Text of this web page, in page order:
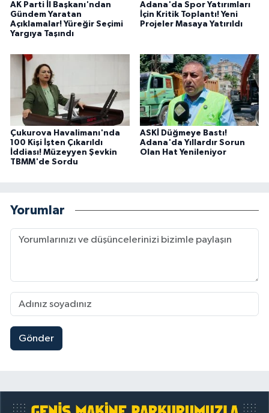
AK Parti İl Başkanı'ndan
Gündem Yaratan
Açıklamalar! Yüreğir Seçimi
Yargıya Taşındı
Adana'da Spor Yatırımları
İçin Kritik Toplantı! Yeni
Projeler Masaya Yatırıldı
Çukurova Havalimanı'nda
100 Kişi İşten Çıkarıldı
İddiası! Müzeyyen Şevkin
TBMM'de Sordu
ASKİ Düğmeye Bastı!
Adana'da Yıllardır Sorun
Olan Hat Yenileniyor
Yorumlar
Gönder